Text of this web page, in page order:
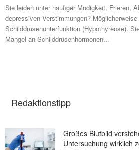
Sie leiden unter häufiger Müdigkeit, Frieren,
depressiven Verstimmungen?
Schilddrüsenunterfunktion (Hypothyreose).
Mangel an Schilddrüsenhormonen...
Redaktionstipp
Großes Blutbild
Untersuchung wirklich